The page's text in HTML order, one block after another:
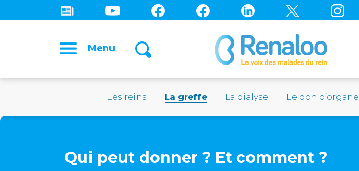
Menu
Les reins La greffe La dialyse Le don d’organe
Qui peut donner ? Et comment ?